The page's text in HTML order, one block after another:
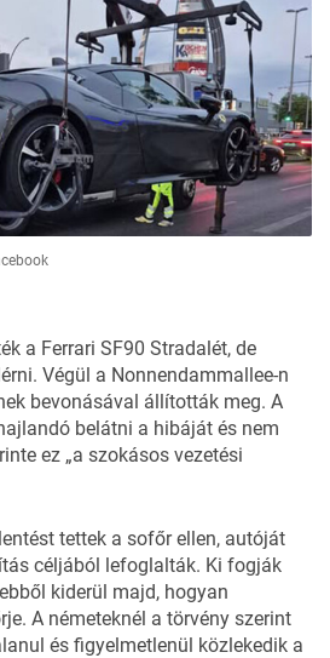
a Ferrari SF90 Stradalét, de
Végül a Nonnendammallee-n
bevonásával állították meg. A
belátni a hibáját és nem
ez „a szokásos vezetési
tettek a sofőr ellen, autóját
céljából lefoglalták. Ki fogják
kiderül majd, hogyan
A németeknél a törvény szerint
és figyelmetlenül közlekedik a